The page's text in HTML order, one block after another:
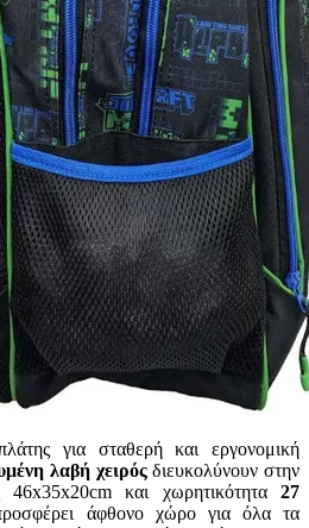
για σταθερή και εργονομική
λαβή χειρόςδιευκολύνουν στην
και χωρητικότητα27
άφθονο χώρο για όλα τα